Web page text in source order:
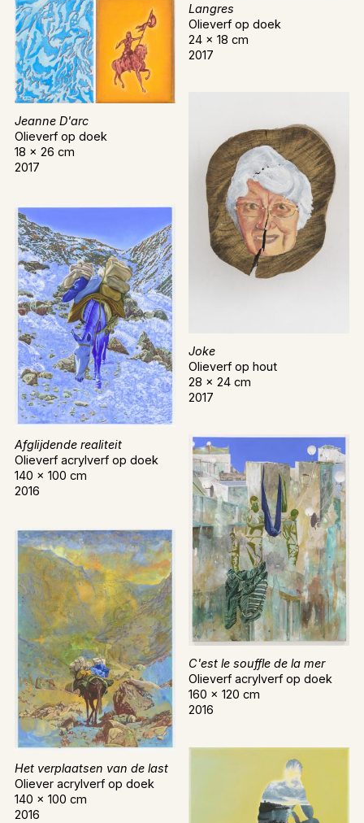
Langres
Olieverf op doek
24 x 18 cm
2017
Jeanne D'arc
Olieverf op doek
18 x 26 cm
2017
Joke
Olieverf op hout
28 x 24 cm
2017
Afglijdende realiteit
Olieverf acrylverf op doek
140 x 100 cm
2016
C'est le souffle de la mer
Olieverf acrylverf op doek
160 x 120 cm
2016
Het verplaatsen van de last
Oliever acrylverf op doek
140 x 100 cm
2016